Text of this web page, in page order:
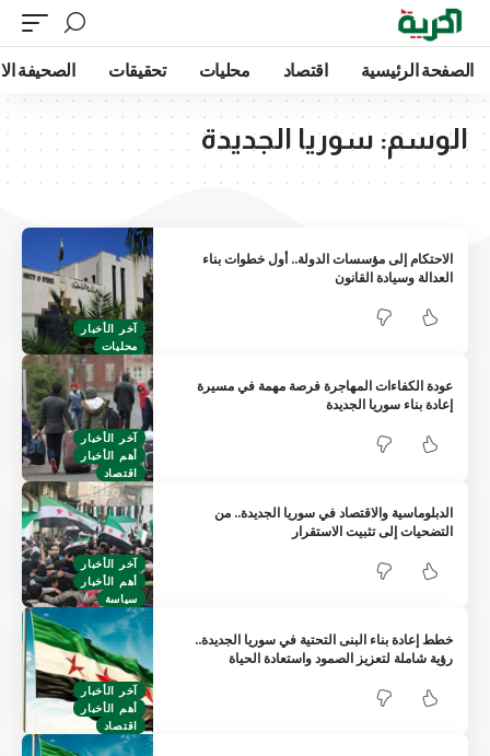
الصفحة الرئيسية اقتصاد محليات تحقيقات الصحيفة
الوسم: سوريا الجديدة
آخر الأخبار
محليات
الاحتكام إلى مؤسسات الدولة.. أول خطوات بناء
العدالة وسيادة القانون
آخر الأخبار
أهم الأخبار
اقتصاد
عودة الكفاءات المهاجرة فرصة مهمة في مسيرة
إعادة بناء سوريا الجديدة
آخر الأخبار
أهم الأخبار
سياسة
الدبلوماسية والاقتصاد في سوريا الجديدة.. من
التضحيات إلى تثبيت الاستقرار
آخر الأخبار
أهم الأخبار
اقتصاد
خطط إعادة بناء البنى التحتية في سوريا الجديدة..
رؤية شاملة لتعزيز الصمود واستعادة الحياة